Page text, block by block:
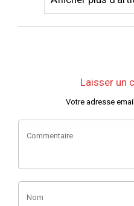
Laisser un
Votre adresse
Commentaire
Nom